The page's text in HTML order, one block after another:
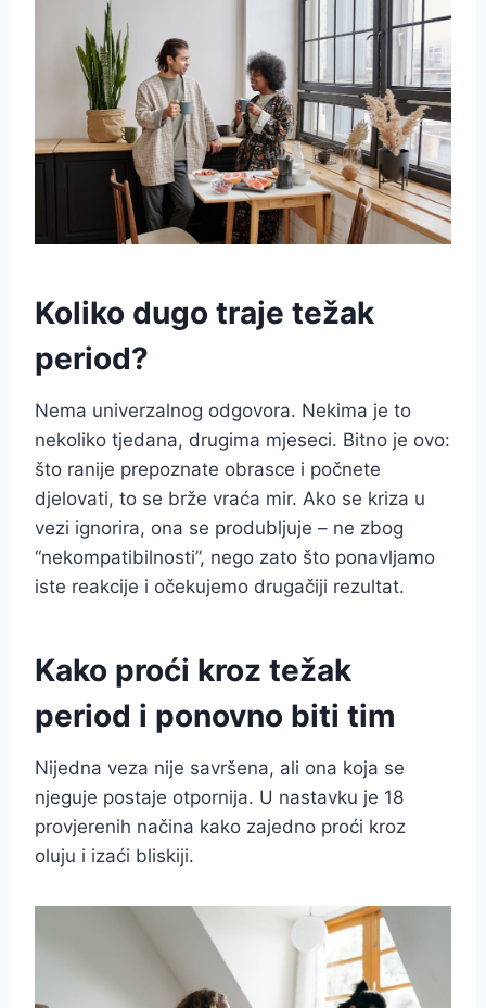
Koliko dugo traje težak
period?
Nema univerzalnog odgovora. Nekima je to
nekoliko tjedana, drugima mjeseci. Bitno je ovo:
što ranije prepoznate obrasce i počnete
djelovati, to se brže vraća mir. Ako se kriza u
vezi ignorira, ona se produbljuje – ne zbog
“nekompatibilnosti”, nego zato što ponavljamo
iste reakcije i očekujemo drugačiji rezultat.
Kako proći kroz težak
period i ponovno biti tim
Nijedna veza nije savršena, ali ona koja se
njeguje postaje otpornija. U nastavku je 18
provjerenih načina kako zajedno proći kroz
oluju i izaći bliskiji.